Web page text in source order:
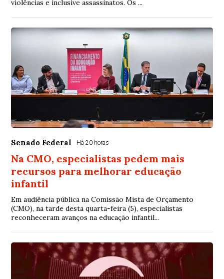
violências e inclusive assassinatos. Os ...
Senado Federal Há 20 horas
Na CMO, especialistas pedem mais
recursos para melhorar educação
infantil
Em audiência pública na Comissão Mista de Orçamento
(CMO), na tarde desta quarta-feira (5), especialistas
reconheceram avanços na educação infantil...